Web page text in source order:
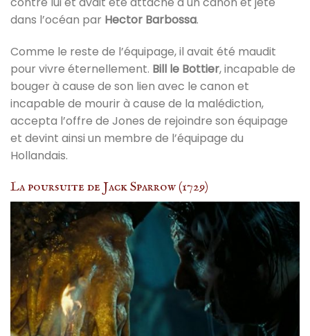
dans l’océan par Hector Barbossa.
Comme le reste de l’équipage, il avait été maudit
pour vivre éternellement. Bill le Bottier, incapable de
bouger à cause de son lien avec le canon et
incapable de mourir à cause de la malédiction,
accepta l’offre de Jones de rejoindre son équipage
et devint ainsi un membre de l’équipage du
Hollandais.
La poursuite de Jack Sparrow (1729)